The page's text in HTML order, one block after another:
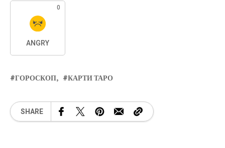
0
ANGRY
ГОРОСКОП КАРТИ ТАРО
SHARE